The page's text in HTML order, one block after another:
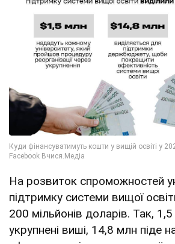
На розвиток спроможностей
підтримку системи вищої
200 мільйонів доларів. Так,
укрупнені виші, 14,8 млн піде